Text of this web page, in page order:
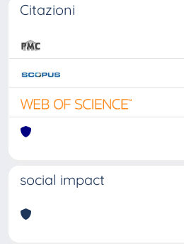
Citazioni
social impact